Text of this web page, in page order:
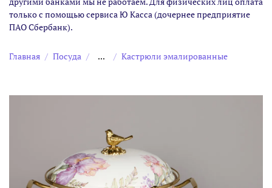
только с помощью сервиса Ю Касса (дочернее предприятие
ПАО Сбербанк).
Главная Посуда ... Кастрюли эмалированные